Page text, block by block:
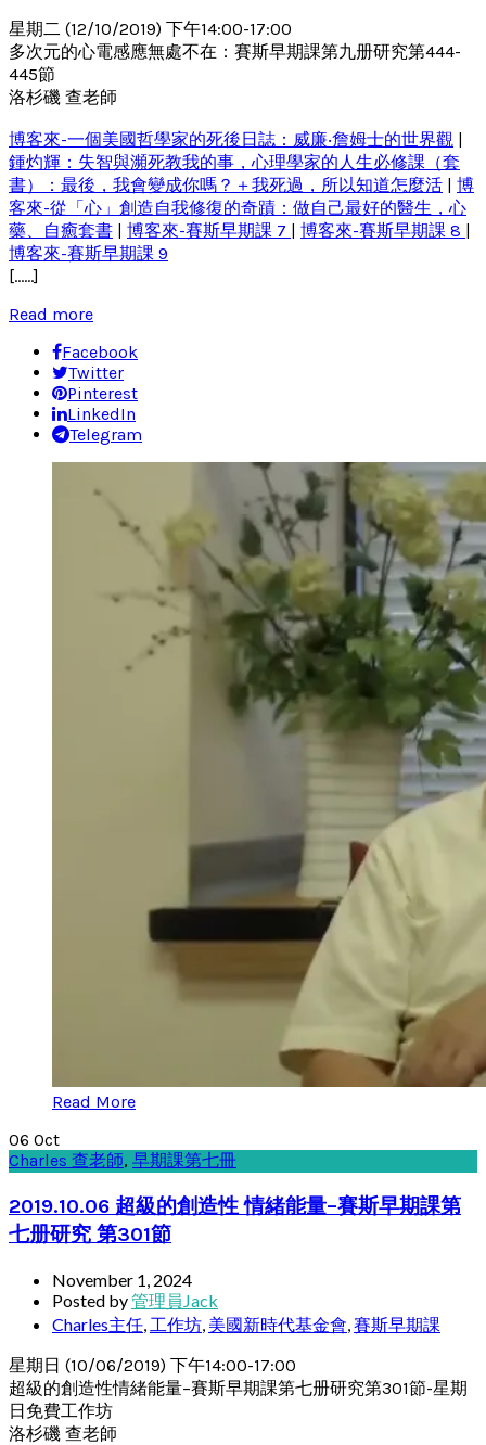
星期二 (12/10/2019) 下午14:00-17:00
多次元的心電感應無處不在：賽斯早期課第九册研究第444-
445節
洛杉磯 查老師
博客來-一個美國哲學家的死後日誌：威廉‧詹姆士的世界觀 |
鍾灼輝：失智與瀕死教我的事，心理學家的人生必修課（套
書）：最後，我會變成你嗎？＋我死過，所以知道怎麼活 | 博
客來-從「心」創造自我修復的奇蹟：做自己最好的醫生，心
藥、自癒套書 | 博客來-賽斯早期課 7 | 博客來-賽斯早期課 8 |
博客來-賽斯早期課 9
[……]
Read more
Facebook
Twitter
Pinterest
LinkedIn
Telegram
Read More
06 Oct
Charles 查老師, 早期課第七冊
2019.10.06 超級的創造性 情緒能量–賽斯早期課第
七册研究 第301節
November 1, 2024
Posted by管理員Jack
Charles主任, 工作坊, 美國新時代基金會,賽斯早期課
星期日 (10/06/2019) 下午14:00-17:00
超級的創造性情緒能量–賽斯早期課第七册研究第301節-星期
日免費工作坊
洛杉磯 查老師